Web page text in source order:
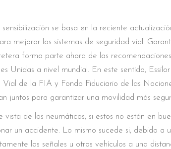
se basa en la reciente
mejorar los sistemas de seguridad vial.
forma parte ahora de las
Unidas a nivel mundial. En este sentido,
Vial de la FIA y Fondo Fiduciario de las
juntos para garantizar una movilidad más
vista de los neumáticos, si estos no están en
un accidente. Lo mismo sucede si, debido a
las señales u otros vehículos a una